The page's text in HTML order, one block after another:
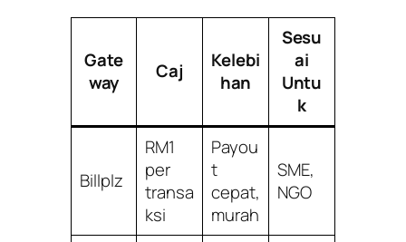
Gate
way
Caj
Kelebi
han
Sesu
ai
Untu
k
Billplz
RM1
per
transa
ksi
Payou
t
cepat,
murah
SME,
NGO